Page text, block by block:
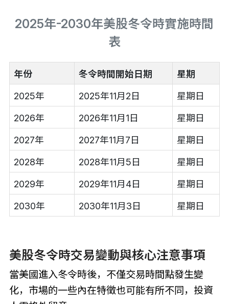
2025年-2030年美股冬令時實施時間
表
年份 冬令時間開始日期 星期
2025年 2025年11月2日 星期日
2026年 2026年11月1日 星期日
2027年 2027年11月7日 星期日
2028年 2028年11月5日 星期日
2029年 2029年11月4日 星期日
2030年 2030年11月3日 星期日
美股冬令時交易變動與核心注意事項
當美國進入冬令時後，不僅交易時間點發生變
化，市場的一些內在特徵也可能有所不同，投資